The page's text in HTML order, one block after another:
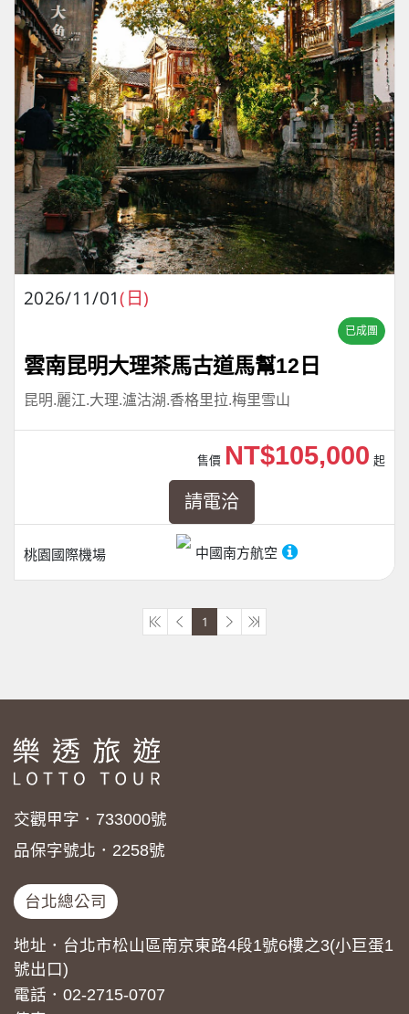
2026/11/01(日)
已成團
雲南昆明大理茶馬古道馬幫12日
昆明.麗江.大理.瀘沽湖.香格里拉.梅里雪山
桃園國際機場 中國南方航空
售價 NT$105,000 起
請電洽
1
交觀甲字．733000號
品保字號北．2258號
台北總公司
地址．台北市松山區南京東路4段1號6樓之3(小巨蛋1
號出口)
電話．02-2715-0707